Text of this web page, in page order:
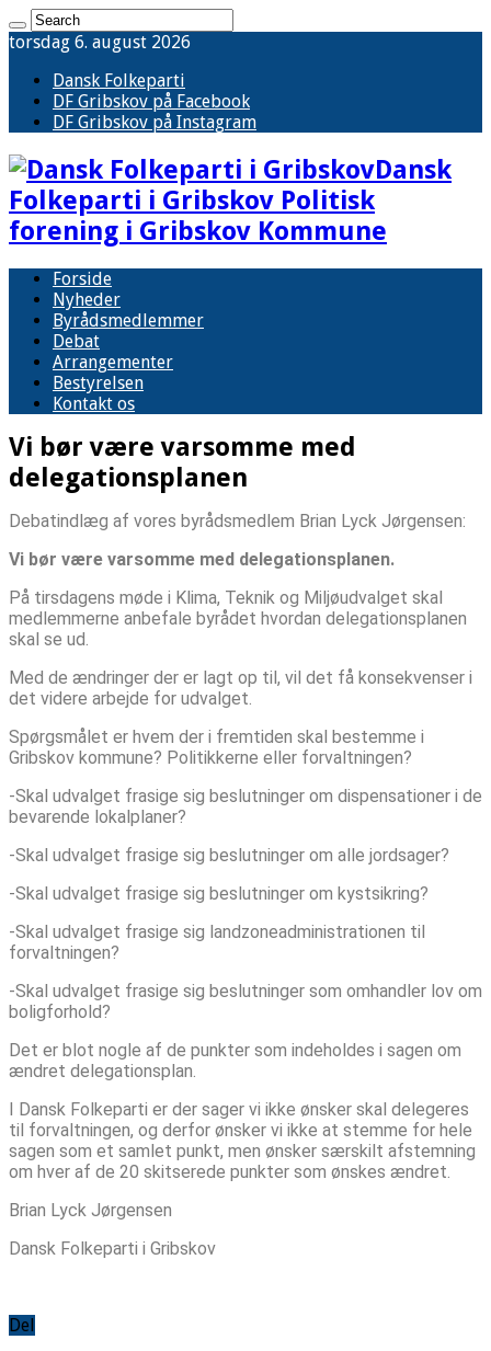
torsdag 6. august 2026
Dansk Folkeparti
DF Gribskov på Facebook
DF Gribskov på Instagram
Dansk
Folkeparti i Gribskov Politisk
forening i Gribskov Kommune
Forside
Nyheder
Byrådsmedlemmer
Debat
Arrangementer
Bestyrelsen
Kontakt os
Vi bør være varsomme med
delegationsplanen
Debatindlæg af vores byrådsmedlem Brian Lyck Jørgensen:
Vi bør være varsomme med delegationsplanen.
På tirsdagens møde i Klima, Teknik og Miljøudvalget skal
medlemmerne anbefale byrådet hvordan delegationsplanen
skal se ud.
Med de ændringer der er lagt op til, vil det få konsekvenser i
det videre arbejde for udvalget.
Spørgsmålet er hvem der i fremtiden skal bestemme i
Gribskov kommune? Politikkerne eller forvaltningen?
-Skal udvalget frasige sig beslutninger om dispensationer i de
bevarende lokalplaner?
-Skal udvalget frasige sig beslutninger om alle jordsager?
-Skal udvalget frasige sig beslutninger om kystsikring?
-Skal udvalget frasige sig landzoneadministrationen til
forvaltningen?
-Skal udvalget frasige sig beslutninger som omhandler lov om
boligforhold?
Det er blot nogle af de punkter som indeholdes i sagen om
ændret delegationsplan.
I Dansk Folkeparti er der sager vi ikke ønsker skal delegeres
til forvaltningen, og derfor ønsker vi ikke at stemme for hele
sagen som et samlet punkt, men ønsker særskilt afstemning
om hver af de 20 skitserede punkter som ønskes ændret.
Brian Lyck Jørgensen
Dansk Folkeparti i Gribskov
Del